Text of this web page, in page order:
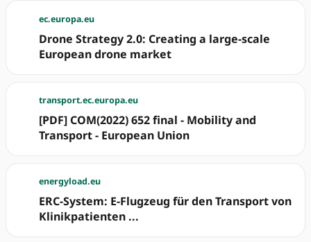
ec.europa.eu
Drone Strategy 2.0: Creating a large-scale
European drone market
transport.ec.europa.eu
[PDF] COM(2022) 652 final - Mobility and
Transport - European Union
energyload.eu
ERC-System: E-Flugzeug für den Transport von
Klinikpatienten ...